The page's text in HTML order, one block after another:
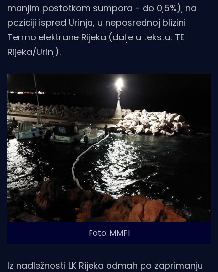
manjim postotkom sumpora - do 0,5%), na
poziciji ispred Urinja, u neposrednoj blizini
Termo elektrane Rijeka (dalje u tekstu: TE
Rijeka/Urinj).
Foto: MMPI
Iz nadležnosti LK Rijeka odmah po zaprimanju